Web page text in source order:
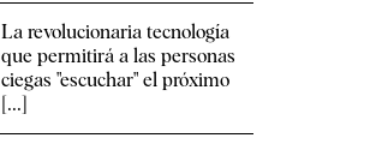
La revolucionaria tecnología
que permitirá a las personas
ciegas "escuchar" el próximo
[...]